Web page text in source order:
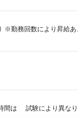
※勤務回数により昇給あ
間は 試験により異なり